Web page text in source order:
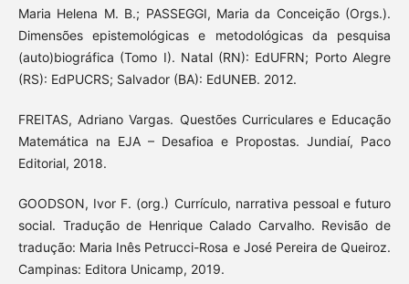
Maria Helena M. B.; PASSEGGI, Maria da Conceição (Orgs.).
Dimensões epistemológicas e metodológicas da pesquisa
(auto)biográfica (Tomo I). Natal (RN): EdUFRN; Porto Alegre
(RS): EdPUCRS; Salvador (BA): EdUNEB. 2012.
FREITAS, Adriano Vargas. Questões Curriculares e Educação
Matemática na EJA – Desafioa e Propostas. Jundiaí, Paco
Editorial, 2018.
GOODSON, Ivor F. (org.) Currículo, narrativa pessoal e futuro
social. Tradução de Henrique Calado Carvalho. Revisão de
tradução: Maria Inês Petrucci-Rosa e José Pereira de Queiroz.
Campinas: Editora Unicamp, 2019.